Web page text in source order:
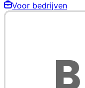
Voor bedrijven